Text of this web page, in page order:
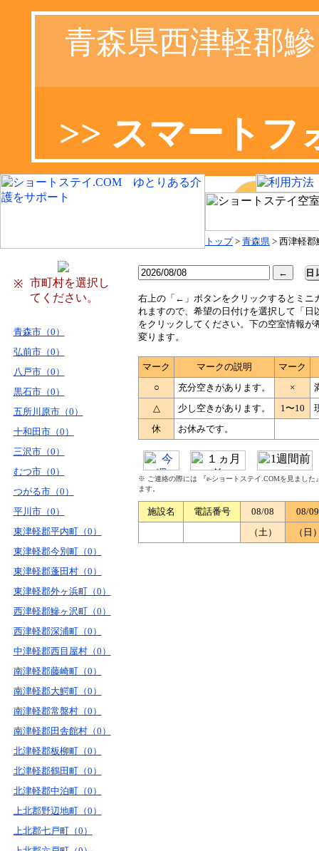
青森県西津軽郡
>> スマートフ
トップ> 青森県 > 西津軽郡
※
市町村を選択し
てください。
青森市（0）
弘前市（0）
八戸市（0）
黒石市（0）
五所川原市（0）
十和田市（0）
三沢市（0）
むつ市（0）
つがる市（0）
平川市（0）
東津軽郡平内町（0）
東津軽郡今別町（0）
東津軽郡蓬田村（0）
東津軽郡外ヶ浜町（0）
西津軽郡鰺ヶ沢町（0）
西津軽郡深浦町（0）
中津軽郡西目屋村（0）
南津軽郡藤崎町（0）
南津軽郡大鰐町（0）
南津軽郡常盤村（0）
南津軽郡田舎館村（0）
北津軽郡板柳町（0）
北津軽郡鶴田町（0）
北津軽郡中泊町（0）
上北郡野辺地町（0）
上北郡七戸町（0）
右 上の「←」ボタンをクリックするとミニ
れますので、希望の日付けを選択して「日
をクリックしてください。下の空室情報が
変ります。
マーク マークの説明
マーク
○
充分空きがあります。 ×
△
少し空きがあります。 1〜10
休
お休みです。
※ ご連絡の際には 『e-ショートステイ.COMを見まし
ます。
施設名 電話番号 08/08
08/09
（土）
（日